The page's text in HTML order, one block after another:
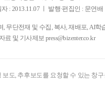
: 2013.11.07 ㅣ 발행·편집인 : 문연
무단전재 및 수집, 복사, 재배포, AI학
료 및 기사제보 press@bizenter.co.kr
도, 추후보도를 요청할 수 있는 창